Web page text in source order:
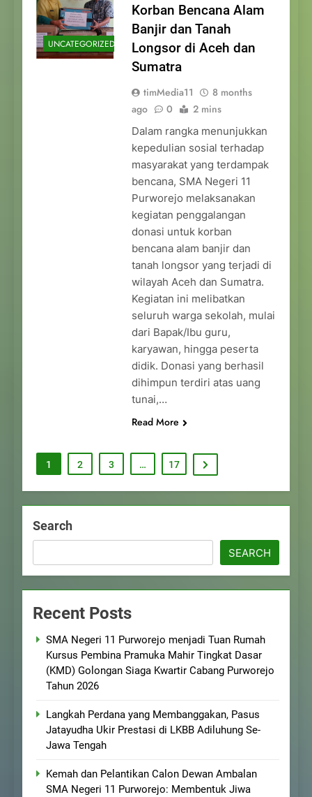
UNCATEGORIZED
Korban Bencana Alam
Banjir dan Tanah
Longsor di Aceh dan
Sumatra
timMedia11
8 months
ago
0 2 mins
Dalam rangka menunjukkan
kepedulian sosial terhadap
masyarakat yang terdampak
bencana, SMA Negeri 11
Purworejo melaksanakan
kegiatan penggalangan
donasi untuk korban
bencana alam banjir dan
tanah longsor yang terjadi di
wilayah Aceh dan Sumatra.
Kegiatan ini melibatkan
seluruh warga sekolah, mulai
dari Bapak/Ibu guru,
karyawan, hingga peserta
didik. Donasi yang berhasil
dihimpun terdiri atas uang
tunai,…
Read More
1 2 3 … 17
Search
SEARCH
Recent Posts
SMA Negeri 11 Purworejo menjadi Tuan Rumah
Kursus Pembina Pramuka Mahir Tingkat Dasar
(KMD) Golongan Siaga Kwartir Cabang Purworejo
Tahun 2026
Langkah Perdana yang Membanggakan, Pasus
Jatayudha Ukir Prestasi di LKBB Adiluhung Se-
Jawa Tengah
Kemah dan Pelantikan Calon Dewan Ambalan
SMA Negeri 11 Purworejo: Membentuk Jiwa